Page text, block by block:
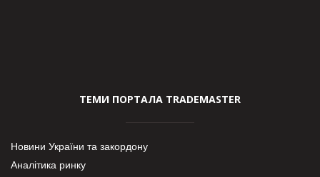
ТЕМИ ПОРТАЛА TRADEMASTER
Новини України та закордону
Аналітика ринку